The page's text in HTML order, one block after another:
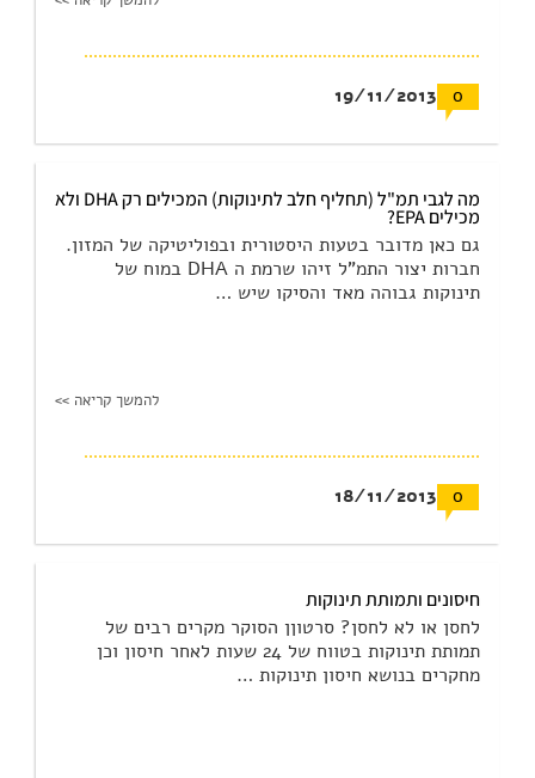
0
19/11/2013
מה לגבי תמ"ל (תחליף חלב לתינוקות) המכילים רק DHA ולא
מכילים EPA?
גם כאן מדובר בטעות היסטורית ובפוליטיקה של המזון.
חברות יצור התמ"ל זיהו שרמת ה DHA במוח של
תינוקות גבוהה מאד והסיקו שיש …
להמשך קריאה >>
0
18/11/2013
חיסונים ותמותת תינוקות
לחסן או לא לחסן? סרטוןן הסוקר מקרים רבים של
תמותת תינוקות בטווח של 24 שעות לאחר חיסון וכן
מחקרים בנושא חיסון תינוקות …